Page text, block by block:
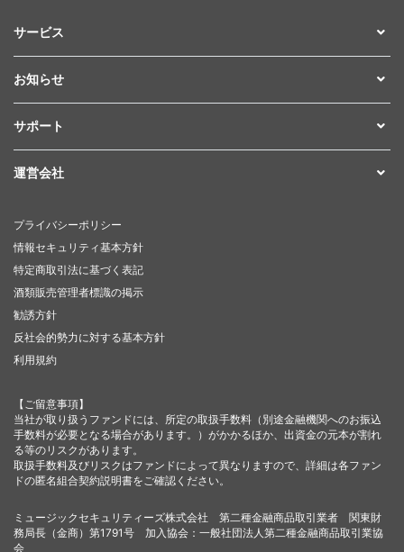
サービス
お知らせ
サポート
運営会社
プライバシーポリシー
情報セキュリティ基本方針
特定商取引法に基づく表記
酒類販売管理者標識の掲示
勧誘方針
反社会的勢力に対する基本方針
利用規約
【ご留意事項】
当社が取り扱うファンドには、所定の取扱手数料（別途金融機関へのお振込
手数料が必要となる場合があります。）がかかるほか、出資金の元本が割れ
る等のリスクがあります。
取扱手数料及びリスクはファンドによって異なりますので、詳細は各ファン
ドの匿名組合契約説明書をご確認ください。
ミュージックセキュリティーズ株式会社 第二種金融商品取引業者 関東財
務局長（金商）第1791号 加入協会：一般社団法人第二種金融商品取引業協
会